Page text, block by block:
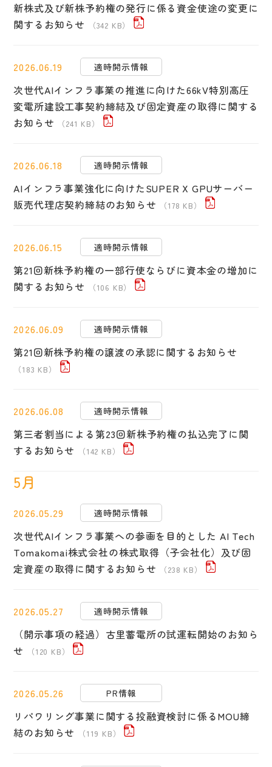
新株式及び新株予約権の発行に係る資金使途の変更に
関するお知らせ
（342 KB）
2026.06.19 適時開示情報
次世代AIインフラ事業の推進に向けた66kV特別高圧
変電所建設工事契約締結及び固定資産の取得に関する
お知らせ
（241 KB）
2026.06.18 適時開示情報
AIインフラ事業強化に向けたSUPER X GPUサーバー
販売代理店契約締結のお知らせ
（178 KB）
2026.06.15 適時開示情報
第21回新株予約権の一部行使ならびに資本金の増加に
関するお知らせ
（106 KB）
2026.06.09 適時開示情報
第21回新株予約権の譲渡の承認に関するお知らせ
（183 KB）
2026.06.08 適時開示情報
第三者割当による第23回新株予約権の払込完了に関
するお知らせ
（142 KB）
5月
2026.05.29 適時開示情報
次世代AIインフラ事業への参画を目的とした AI Tech
Tomakomai株式会社の株式取得（子会社化）及び固
定資産の取得に関するお知らせ
（238 KB）
2026.05.27 適時開示情報
（開示事項の経過）古里蓄電所の試運転開始のお知ら
せ
（120 KB）
2026.05.26 PR情報
リパワリング事業に関する投融資検討に係るMOU締
結のお知らせ
（119 KB）